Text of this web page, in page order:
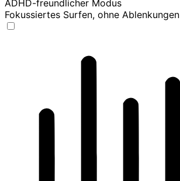
ADHD-freundlicher Modus
Fokussiertes Surfen, ohne Ablenkungen